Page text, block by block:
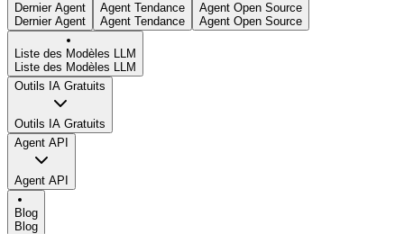
Dernier Agent
Dernier Agent
Agent Tendance
Agent Tendance
Agent Open Source
Agent Open Source
Liste des Modèles LLM
Liste des Modèles LLM
Outils IA Gratuits
Outils IA Gratuits
Agent API
Agent API
Blog
Blog